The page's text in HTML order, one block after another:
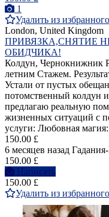
1
Удалить из избранного
London, United Kingdom
ПРИВЯЗКА,СНЯТИЕ
ОБИДЧИКА!
Колдун, Чернокнижник
летним Стажем.
Устали от пустых
потомственный колдун
предлагаю реальную
жизненных ситуаций с
услуги: Любовная
150.00 £
6 месяцев назад
150.00 £
Написать
150.00 £
Удалить из избранного